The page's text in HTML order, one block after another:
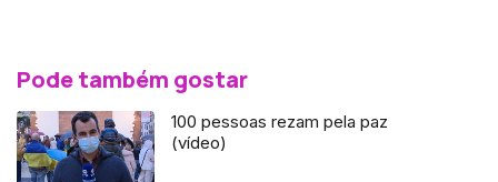
Pode também gostar
100 pessoas rezam pela paz
(vídeo)